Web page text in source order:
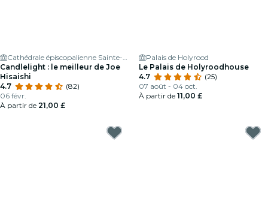
Cathédrale épiscopalienne Sainte-Marie d'Édimbourg
Candlelight : le meilleur de Joe
Hisaishi
4.7
(82)
06 févr.
À partir de 21,00 £
Palais de Holyrood
Le Palais de Holyroodhouse
4.7
(25)
07 août - 04 oct.
À partir de 11,00 £